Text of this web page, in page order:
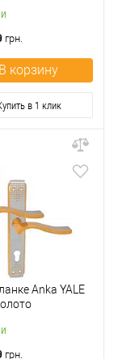
грн.
В корзину
в 1 клик
Anka YALE
грн.